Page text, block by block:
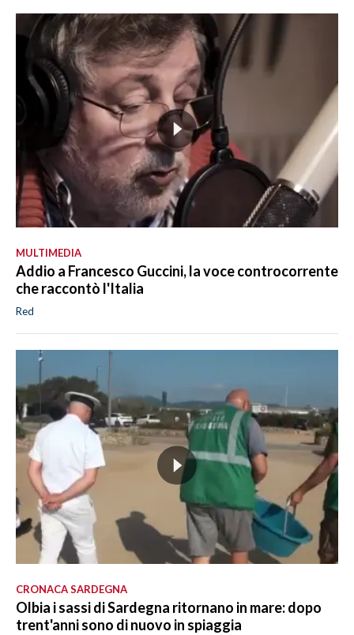
MULTIMEDIA
Addio a Francesco Guccini, la voce controcorrente
che raccontò l'Italia
Red
CRONACA SARDEGNA
Olbia i sassi di Sardegna ritornano in mare: dopo
trent'anni sono di nuovo in spiaggia